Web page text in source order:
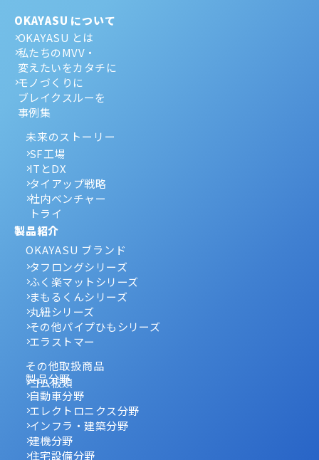
OKAYASU について
OKAYASU とは
私たちのMVV・
変えたいをカタチに
モノづくりに
ブレイクスルーを
事例集
未来のストーリー
SF工場
ITとDX
タイアップ戦略
社内ベンチャー
トライ
製品紹介
OKAYASU ブランド
タフロングシリーズ
ふく楽マットシリーズ
まもるくんシリーズ
丸紐シリーズ
その他パイプひもシリーズ
エラストマー
その他取扱商品
ゴム板類
製品分野
自動車分野
エレクトロニクス分野
インフラ・建築分野
建機分野
住宅設備分野